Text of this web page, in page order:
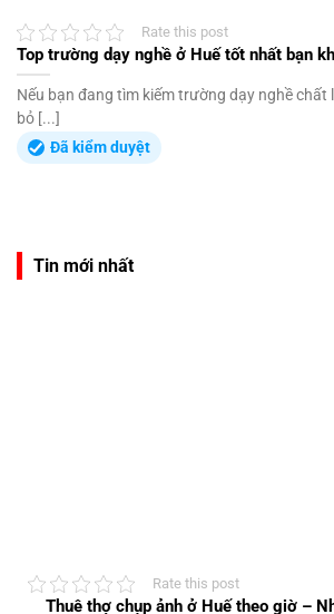
Rate this post
Top trường dạy nghề ở Huế tốt nhất bạn
Nếu bạn đang tìm kiếm trường dạy nghề chất
bỏ [...]
Đã kiểm duyệt
Tin mới nhất
Rate this post
Thuê thợ chụp ảnh ở Huế theo giờ –